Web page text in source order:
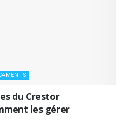
du Crestor
les gérer